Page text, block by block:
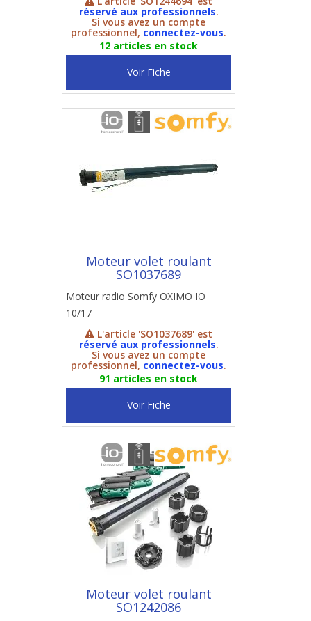
réservé aux professionnels.
Si vous avez un compte
professionnel, connectez-vous.
12 articles en stock
Voir Fiche
Moteur volet roulant
SO1037689
Moteur radio Somfy OXIMO IO
10/17
L'article 'SO1037689' est
réservé aux professionnels.
Si vous avez un compte
professionnel, connectez-vous.
91 articles en stock
Voir Fiche
Moteur volet roulant
SO1242086